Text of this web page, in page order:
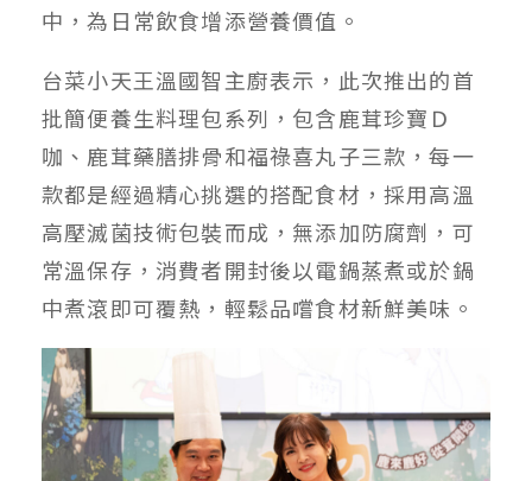
中，為日常飲食增添營養價值。
台菜小天王溫國智主廚表示，此次推出的首
批簡便養生料理包系列，包含鹿茸珍寶Ｄ
咖、鹿茸藥膳排骨和福祿喜丸子三款，每一
款都是經過精心挑選的搭配食材，採用高溫
高壓滅菌技術包裝而成，無添加防腐劑，可
常溫保存，消費者開封後以電鍋蒸煮或於鍋
中煮滾即可覆熱，輕鬆品嚐食材新鮮美味。